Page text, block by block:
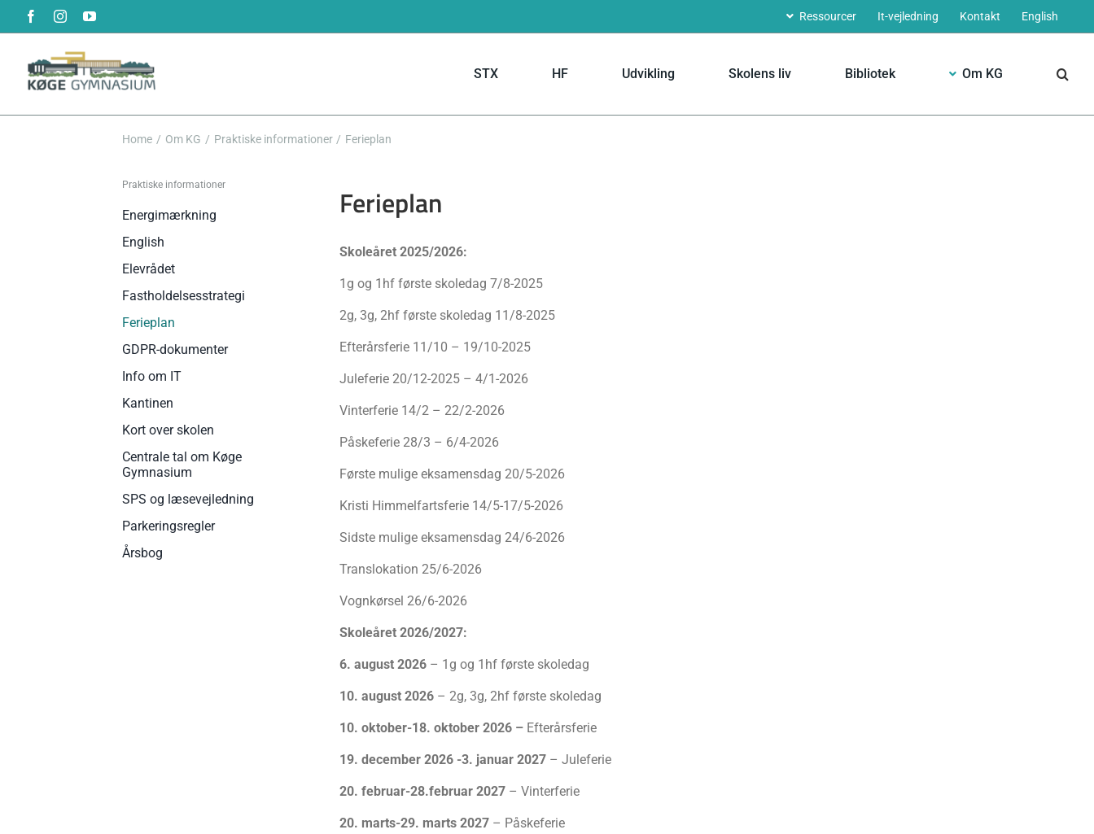
content
FacebookInstagramYouTube Ressourcer It-vejledning Kontakt English
STX HF Udvikling Skolens liv Bibliotek Om KG
Home Om KG Praktiske informationer Ferieplan
Praktiske informationer
Energimærkning
English
Elevrådet
Fastholdelsesstrategi
Ferieplan
GDPR-dokumenter
Info om IT
Kantinen
Kort over skolen
Centrale tal om Køge
Gymnasium
SPS og læsevejledning
Parkeringsregler
Årsbog
Ferieplan
Skoleåret 2025/2026:
1g og 1hf første skoledag 7/8-2025
2g, 3g, 2hf første skoledag 11/8-2025
Efterårsferie 11/10 – 19/10-2025
Juleferie 20/12-2025 – 4/1-2026
Vinterferie 14/2 – 22/2-2026
Påskeferie 28/3 – 6/4-2026
Første mulige eksamensdag 20/5-2026
Kristi Himmelfartsferie 14/5-17/5-2026
Sidste mulige eksamensdag 24/6-2026
Translokation 25/6-2026
Vognkørsel 26/6-2026
Skoleåret 2026/2027:
6. august 2026 – 1g og 1hf første skoledag
10. august 2026 – 2g, 3g, 2hf første skoledag
10. oktober-18. oktober 2026 – Efterårsferie
19. december 2026 -3. januar 2027 – Juleferie
20. februar-28.februar 2027 – Vinterferie
20. marts-29. marts 2027 – Påskeferie